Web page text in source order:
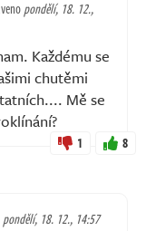
pondělí, 18. 12.,
Každému se
chutěmi
Mě se
1 8
pondělí, 18. 12., 14:57